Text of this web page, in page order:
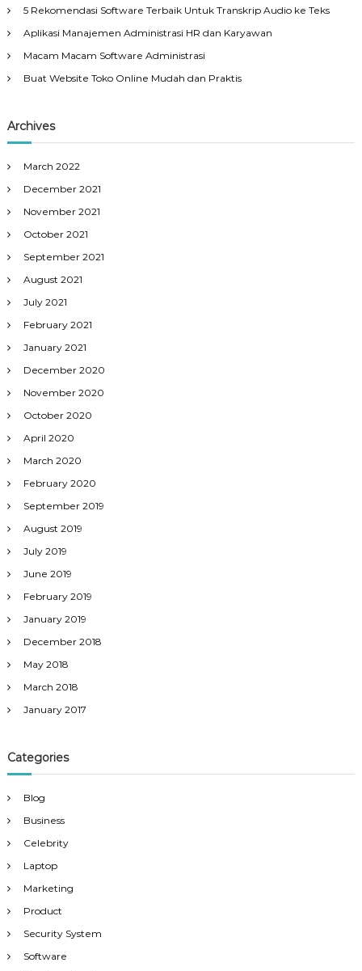
5 Rekomendasi Software Terbaik Untuk Transkrip Audio ke Teks
Aplikasi Manajemen Administrasi HR dan Karyawan
Macam Macam Software Administrasi
Buat Website Toko Online Mudah dan Praktis
Archives
March 2022
December 2021
November 2021
October 2021
September 2021
August 2021
July 2021
February 2021
January 2021
December 2020
November 2020
October 2020
April 2020
March 2020
February 2020
September 2019
August 2019
July 2019
June 2019
February 2019
January 2019
December 2018
May 2018
March 2018
January 2017
Categories
Blog
Business
Celebrity
Laptop
Marketing
Product
Security System
Software